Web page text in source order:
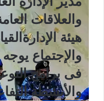
والعلاقات
هيئة
والإجتماع
فى برامج
والأنشطة